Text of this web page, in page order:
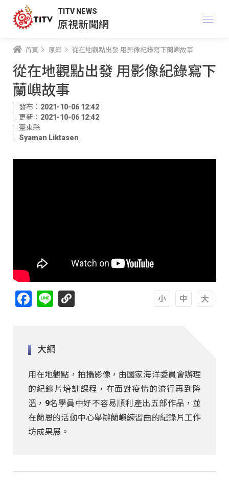
TITV NEWS
原視新聞網
首頁 原鄉 從在地觀點出發 用影像紀錄寫下蘭嶼故事
從在地觀點出發 用影像紀錄寫下
蘭嶼故事
發布：2021-10-06 12:42
更新：2021-10-06 12:42
臺東縣
Syaman Liktasen
Facebook
Line
大綱
用在地觀點，拍攝影像，由國家海洋委員會辦理
的紀錄片培訓課程，在面對疫情的流行再到降
溫，9名學員中好不容易順利產出五部作品，並
在蘭恩的活動中心舉辦蘭嶼練習曲的紀錄片工作
坊成果展。